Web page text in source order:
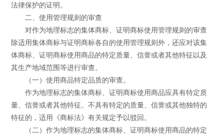
法律保护的证明。
二、使用管理规则的审查
对作为地理标志的集体商标、证明商标使用管理规则的审查
除适用集体商标与证明商标各自的使用管理规则外，还应对该集
体商标、证明商标使用商品的特定质量、信誉或者其他特征以及
其生产地域范围等进行审查。
（一）使用商品特定品质的审查。
作为地理标志的集体商标、证明商标使用商品应具有特定质
量、信誉或者其他特征。不具有特定的质量、信誉或其他独特的
特征的，适用《商标法》有关规定予以驳回。
（二）作为地理标志的集体商标、证明商标使用商品的特定